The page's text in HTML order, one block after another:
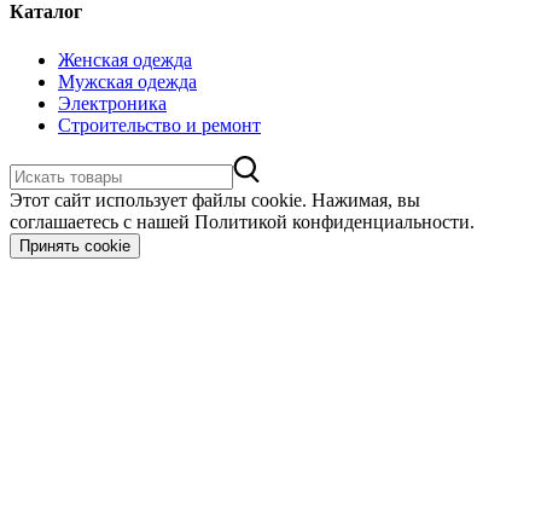
Каталог
Женская одежда
Мужская одежда
Электроника
Строительство и ремонт
Этот сайт использует файлы cookie. Нажимая, вы
соглашаетесь с нашей Политикой конфиденциальности.
Принять cookie